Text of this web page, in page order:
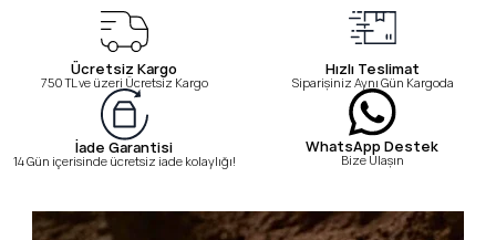
Ücretsiz Kargo
750 TL ve üzeri Ücretsiz Kargo
Hızlı Teslimat
Siparişiniz Aynı Gün Kargoda
İade Garantisi
14 Gün içerisinde ücretsiz iade kolaylığı!
WhatsApp Destek
Bize Ulaşın